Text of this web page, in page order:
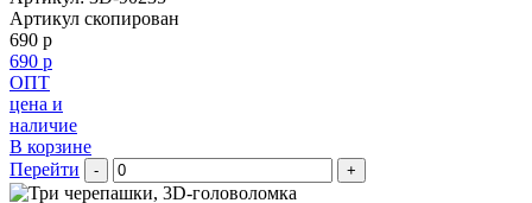
Артикул скопирован
690 р
690 р
ОПТ
цена и
наличие
В корзине
Перейти
- +